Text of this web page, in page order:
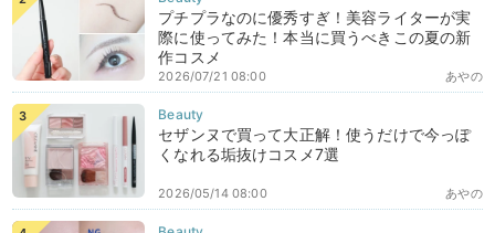
プチプラなのに優秀すぎ！美容ライターが実
際に使ってみた！本当に買うべきこの夏の新
作コスメ
あやの
2026/07/21 08:00
セザンヌで買って大正解！使うだけで今っぽ
くなれる垢抜けコスメ7選
あやの
2026/05/14 08:00